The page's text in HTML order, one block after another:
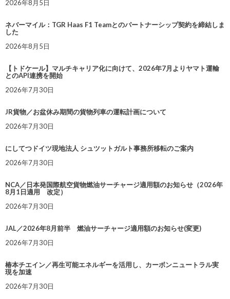
2026年8月5日
ネバーマイル：TGR Haas F1 Teamとのパートナーシップ契約を締結しま
した
2026年8月5日
【トドケール】マルチキャリア化に向けて、2026年7月よりヤマト運輸
とのAPI連携を開始
2026年7月30日
JR貨物／お盆休み期間の貨物列車の運転計画について
2026年7月30日
にしてつドイツ現地法人 シュツットガルト事務所移転のご案内
2026年7月30日
NCA／日本発国際航空貨物燃油サーチャージ適用額のお知らせ（2026年
8月1日適用 改定）
2026年7月30日
JAL／2026年8月前半 燃油サーチャージ適用額のお知らせ(変更)
2026年7月30日
椿本チエイン／再生可能エネルギーを活用し、カーボンニュートラル実
現を加速
2026年7月30日